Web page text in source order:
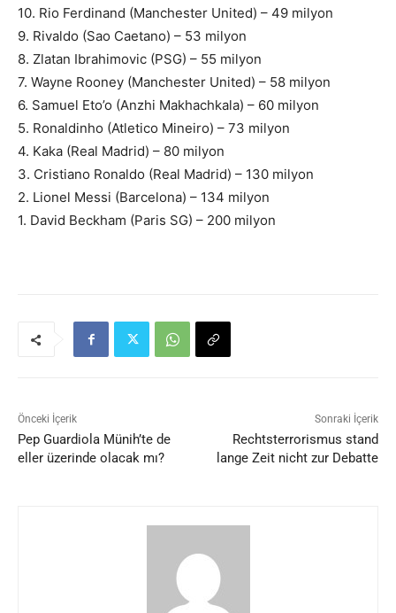
10. Rio Ferdinand (Manchester United) – 49 milyon
9. Rivaldo (Sao Caetano) – 53 milyon
8. Zlatan Ibrahimovic (PSG) – 55 milyon
7. Wayne Rooney (Manchester United) – 58 milyon
6. Samuel Eto’o (Anzhi Makhachkala) – 60 milyon
5. Ronaldinho (Atletico Mineiro) – 73 milyon
4. Kaka (Real Madrid) – 80 milyon
3. Cristiano Ronaldo (Real Madrid) – 130 milyon
2. Lionel Messi (Barcelona) – 134 milyon
1. David Beckham (Paris SG) – 200 milyon
Önceki İçerik
Pep Guardiola Münih’te de
eller üzerinde olacak mı?
Sonraki İçerik
Rechtsterrorismus stand
lange Zeit nicht zur Debatte